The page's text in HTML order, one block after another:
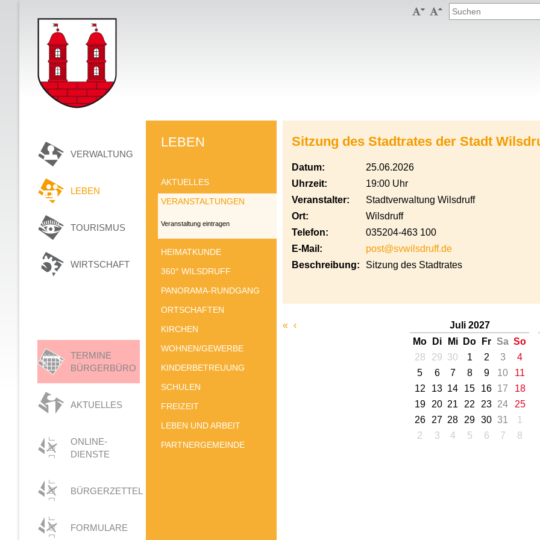
 
VERWALTUNG
LEBEN
TOURISMUS
WIRTSCHAFT
TERMINE
BÜRGERBÜRO
AKTUELLES
ONLINE-
DIENSTE
BÜRGERZETTEL
FORMULARE
LEBEN
AKTUELLES
VERANSTALTUNGEN
Veranstaltung eintragen
HEIMATKUNDE
360° WILSDRUFF
PANORAMA-RUNDGANG
ORTSCHAFTEN
KIRCHEN
WOHNEN/GEWERBE
KINDERBETREUUNG
SCHULEN
FREIZEIT
LEBEN UND ARBEIT
PARTNERGEMEINDE
Sitzung des Stadtrates der Stadt
Datum:
25.06.2026
Uhrzeit:
19:00 Uhr
Veranstalter:
Stadtverwaltung Wilsdruff
Ort:
Wilsdruff
Telefon:
035204-463 100
E-Mail:
post@svwilsdruff.de
Beschreibung:
Sitzung des Stadtrates
« ‹
Juli 2027
Mo
Di Mi Do Fr Sa So
28
29 30 1 2 3
4
5
6 7 8 9 10
11
12
13 14 15 16 17
18
19
20 21 22 23 24
25
26
27 28 29 30 31
1
2
3 4 5 6 7 8